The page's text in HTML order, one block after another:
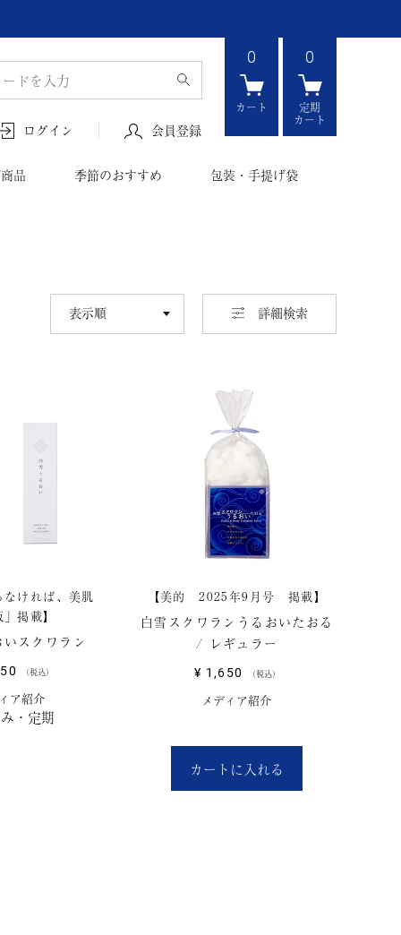
ログイン 会員登録
0
カート
0
定期
カート
品 季節のおすすめ 包装・手提げ袋
並び替え 詳細検索
なければ、美肌
掲載】
スクワラン
税込
ア紹介
・定期
【美的 2025年9月号 掲載】
白雪スクワランうるおいたおる
/ レギュラー
¥ 1,650 税込
メディア紹介
カートに入れる